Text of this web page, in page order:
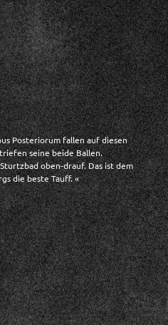
Posteriorum fallen auf diesen
seine beide Ballen.
oben-drauf. Das ist dem
die beste Tauff. «